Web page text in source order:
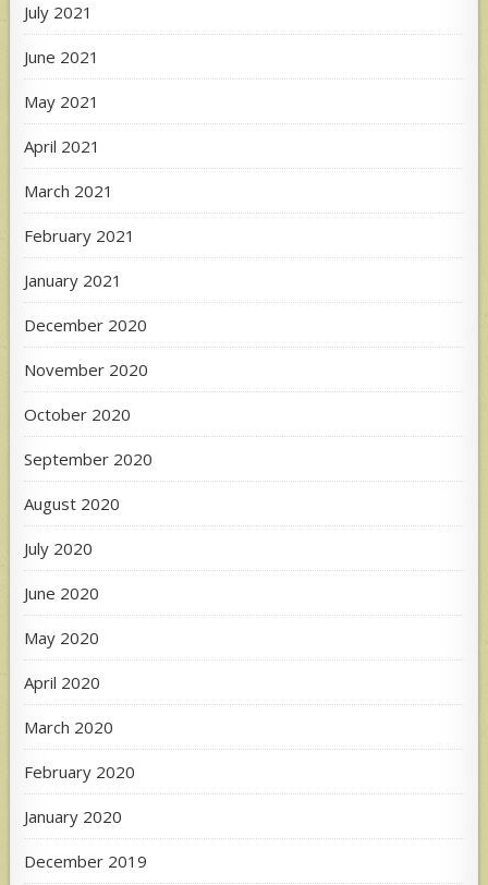
July 2021
June 2021
May 2021
April 2021
March 2021
February 2021
January 2021
December 2020
November 2020
October 2020
September 2020
August 2020
July 2020
June 2020
May 2020
April 2020
March 2020
February 2020
January 2020
December 2019